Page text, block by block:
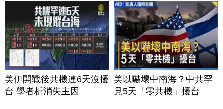
美伊開戰後共機連6天沒擾
台 學者析消失主因
美以嚇壞中南海？中共罕
見5天「零共機」擾台